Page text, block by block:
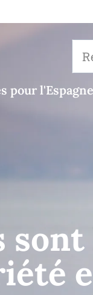
pour l'Espagne